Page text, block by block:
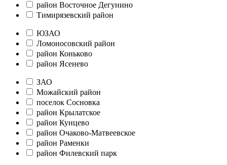
район Восточное Дегунино
Тимирязевский район
ЮЗАО
Ломоносовский район
район Коньково
район Ясенево
ЗАО
Можайский район
поселок Сосновка
район Крылатское
район Кунцево
район Очаково-Матвеевское
район Раменки
район Филевский парк